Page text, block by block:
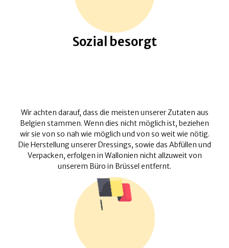
Sozial besorgt
Wir achten darauf, dass die meisten unserer Zutaten aus
Belgien stammen. Wenn dies nicht möglich ist, beziehen
wir sie von so nah wie möglich und von so weit wie nötig.
Die Herstellung unserer Dressings, sowie das Abfüllen und
Verpacken, erfolgen in Wallonien nicht allzuweit von
unserem Büro in Brüssel entfernt.